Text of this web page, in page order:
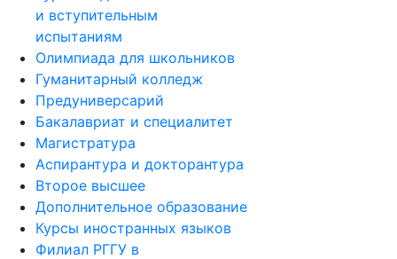
и вступительным
испытаниям
Олимпиада для школьников
Гуманитарный колледж
Предуниверсарий
Бакалавриат и специалитет
Магистратура
Аспирантура и докторантура
Второе высшее
Дополнительное образование
Курсы иностранных языков
Филиал РГГУ в